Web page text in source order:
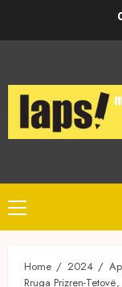
Primary
Menu
Home 2024
Rruga Prizren-